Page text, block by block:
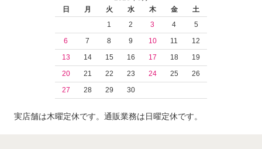
日
月 火 水 木 金
土
1
2 3 4
5
6
7 8 9 10 11
12
13
14 15 16 17 18
19
20
21 22 23 24 25
26
27
28 29 30
実店舗は木曜定休です。通販業務は日曜定休です。